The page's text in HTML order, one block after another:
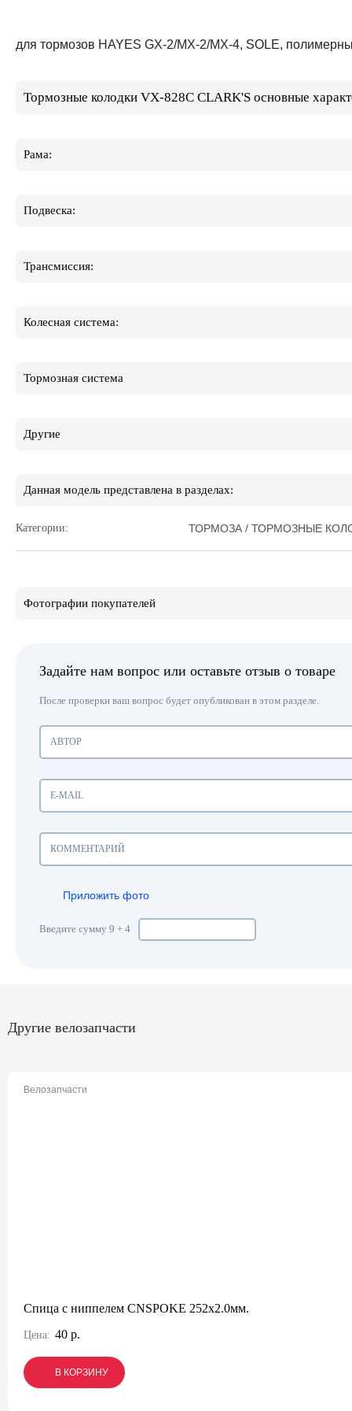
для тормозов HAYES GX-2/MX-2/MX-4, SOLE,
Тормозные колодки VX-828C CLARK'S основные
Рама:
Подвеска:
Трансмиссия:
Колесная система:
Тормозная система
Другие
Данная модель представлена в разделах:
Категории: ТОРМОЗА / ТОРМОЗНЫЕ
Фотографии покупателей
Задайте нам вопрос или оставьте отзыв о товаре
После проверки ваш вопрос будет опубликован в этом разделе.
Приложить фото
Введите сумму 9 + 4
Другие велозапчасти
Велозапчасти
Спица с ниппелем CNSPOKE 252х2.0мм.
Цена: 40 р.
В КОРЗИНУ
В КОРЗИНУ
В КОРЗИНУ